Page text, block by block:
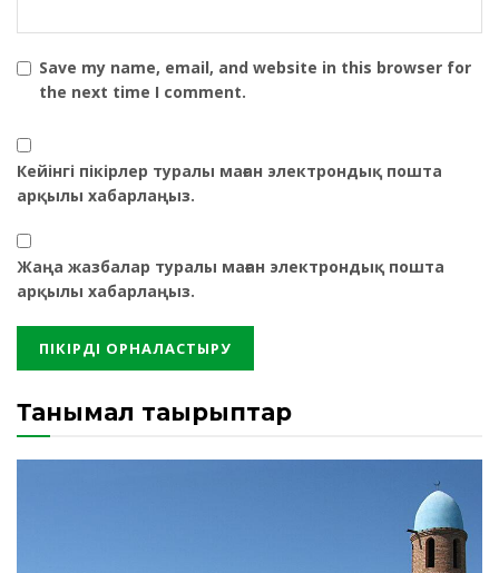
Save my name, email, and website in this browser for
the next time I comment.
Кейінгі пікірлер туралы маған электрондық пошта
арқылы хабарлаңыз.
Жаңа жазбалар туралы маған электрондық пошта
арқылы хабарлаңыз.
Танымал тақырыптар